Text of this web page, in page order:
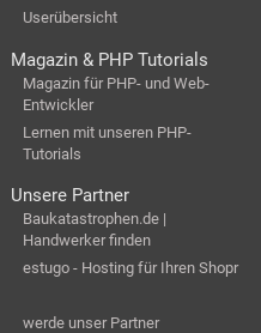
Userübersicht
Magazin & PHP Tutorials
Magazin für PHP- und Web-
Entwickler
Lernen mit unseren PHP-
Tutorials
Unsere Partner
Baukatastrophen.de |
Handwerker finden
estugo - Hosting für Ihren Shopr
werde unser Partner